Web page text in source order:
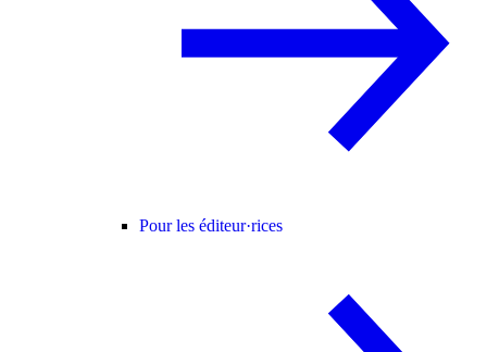
Pour les éditeur·rices